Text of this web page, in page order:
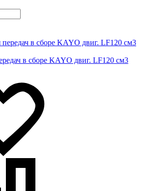
в сборе KAYO двиг. LF120 см3